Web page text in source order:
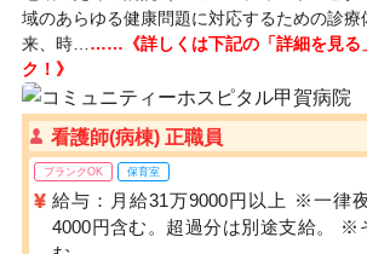
域のあらゆる健康問題に対応するための診療
来、時… ……《詳しくは下記の「詳細を見る
ク！》
看護師(病棟) 正職員
ブランクOK 保育室
給与：月給31万9000円以上 ※一律
4000円含む。超過分は別途支給。 ※